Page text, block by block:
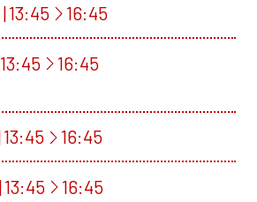
13:45 À16:45
13:45 À16:45
13:45 À16:45
13:45 À16:45